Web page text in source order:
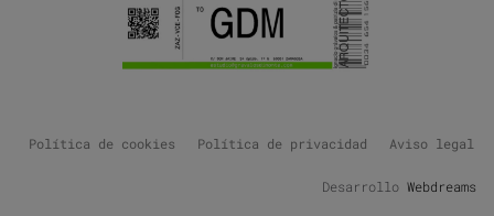
Política de cookies Política de privacidad Aviso legal
Desarrollo Webdreams